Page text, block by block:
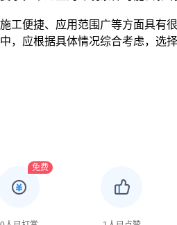
工便捷、应用范围广等方面具有
，应根据具体情况综合考虑，选
免费